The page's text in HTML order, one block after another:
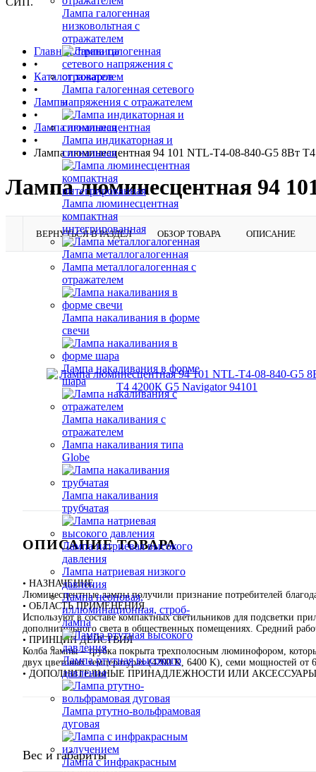
Лампа галогенная
низковольтная с
отражателем
Лампа галогенная сетевого
напряжения с отражателем
Лампа индикаторная и
сигнальная
Лампа люминесцентная
компактная
интегрированная
Лампа металлогалогенная
Лампа металлогалогенная с
отражателем
Лампа накаливания в форме
свечи
Лампа накаливания в форме
шара
Лампа накаливания с
отражателем
Лампа накаливания типа
Globe
Лампа накаливания
трубчатая
Лампа натриевая высокого
давления
Лампа натриевая низкого
давления
Лампа неоновая,
иллюминационная, строб-
лампа
Лампа ртутная высокого
давления
Лампа ртутно-вольфрамовая
дуговая
Лампа с инфракрасным
Главная страница
•
Каталог товаров
•
Лампы
•
Лампа люминесцентная
•
Лампа люминесцентная 94 101 NTL-T4-08-840-G5 8Вт
Лампа люминесцентная 94
ВЕРНУТЬСЯ В РАЗДЕЛ ОБЗОР ТОВАРА ОПИСАНИЕ
ОПИСАНИЕ ТОВАРА
• НАЗНАЧЕНИЕ
Люминесцентные лампы получили признание потребителей
• ОБЛАСТЬ ПРИМЕНЕНИЯ
Используют в составе компактных светильников для подсветки
дополнительного света в общественных помещениях. Средний
• ПРИНЦИП ДЕЙСТВИЯ
Колба лампы – трубка покрыта трехполосным люминофором,
двух цветовых температурах (4200 K, 6400 K), cеми мощностей от
• ДОПОЛНИТЕЛЬНЫЕ ПРИНАДЛЕЖНОСТИ ИЛИ АКСЕССУАРЫ
Вес и габариты